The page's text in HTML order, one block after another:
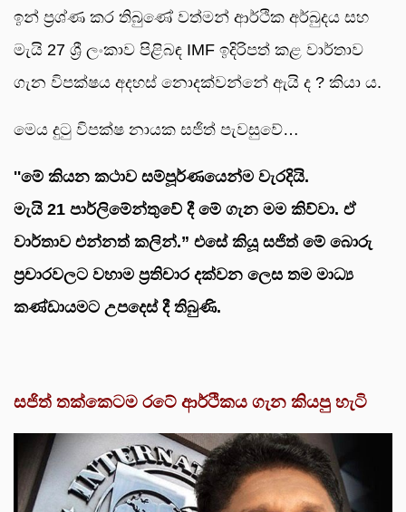
ඉන් ප්‍රශ්ණ කර තිබුණේ වත්මන් ආර්ථික අර්බුදය සහ
මැයි 27 ශ්‍රී ලංකාව පිළිබඳ IMF ඉදිරිපත් කළ වාර්තාව
ගැන විපක්ෂය අදහස් නොදක්වන්නේ ඇයි ද ? කියා ය.
මෙය දුටු විපක්ෂ නායක සජිත් පැවසුවේ…
''මේ කියන කථාව සම්පූර්ණයෙන්ම වැරදියි.
මැයි 21 පාර්ලිමේන්තුවේ දී මේ ගැන මම කිව්වා. ඒ
වාර්තාව එන්නත් කලින්.” එසේ කියූ සජිත් මේ බොරු
ප්‍රචාරවලට වහාම ප්‍රතිචාර දක්වන ලෙස තම මාධ්‍ය
කණ්ඩායමට උපදෙස් දී තිබුණි.
සජිත් තක්කෙටම රටේ ආර්ථිකය ගැන කියපු හැටි